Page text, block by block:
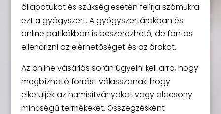
állapotukat és szükség esetén felírja számukra
ezt a gyógyszert. A gyógyszertárakban és
online patikákban is beszerezhető, de fontos
ellenőrizni az elérhetőséget és az árakat.
Az online vásárlás során ügyelni kell arra, hogy
megbízható forrást válasszanak, hogy
elkerüljék az hamisítványokat vagy alacsony
minőségű termékeket. Összegzésként